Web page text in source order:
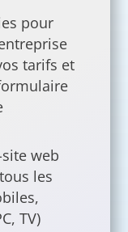
pour
tarifs et
web
les
TV)